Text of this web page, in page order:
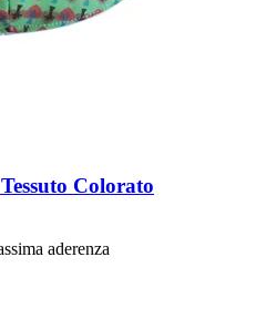
Colorato
aderenza